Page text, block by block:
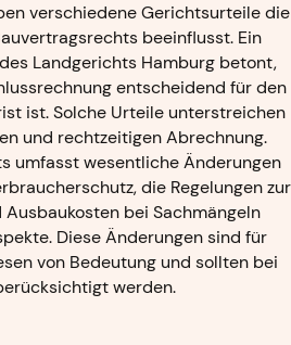
verschiedene Gerichtsurteile die
beeinflusst. Ein
Landgerichts Hamburg betont,
entscheidend für den
ist. Solche Urteile unterstreichen
und rechtzeitigen Abrechnung.
umfasst wesentliche Änderungen
die Regelungen zur
bei Sachmängeln
Diese Änderungen sind für
von Bedeutung und sollten bei
werden.